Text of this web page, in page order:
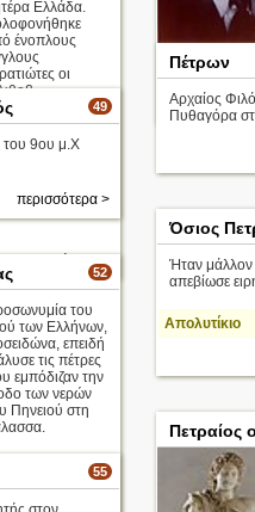
των Άγγλων
Ελλάδα.
ένοπλους
οι
...
περισσότερα >
Πέτρων
Αρχαίος
Πυθαγόρα
49
του 9ου μ.Χ
περισσότερα >
Όσιος
Ήταν
απεβίωσε
Απολυτίκιο
52
του
των Ελλήνων,
επειδή
τις πέτρες
εμπόδιζαν την
των νερών
Πηνειού στη
Πετραίος
55